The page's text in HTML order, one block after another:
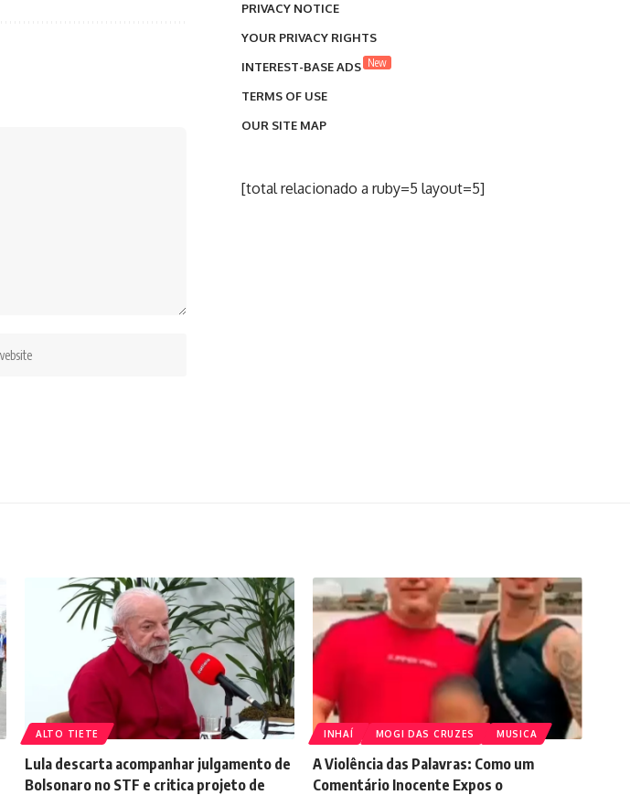
PRIVACY NOTICE
YOUR PRIVACY RIGHTS
INTEREST-BASE ADS New
TERMS OF USE
OUR SITE MAP
[total relacionado a ruby=5 layout=5]
ALTO TIETE
Lula descarta acompanhar julgamento de
Bolsonaro no STF e critica projeto de
INHAÍ MOGI DAS CRUZES MUSICA
A Violência das Palavras: Como um
Comentário Inocente Expos o